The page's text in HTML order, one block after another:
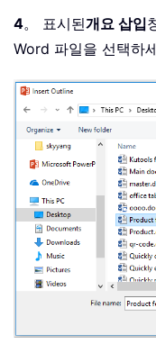
4。 표시된개요 삽입
Word 파일을 선택하